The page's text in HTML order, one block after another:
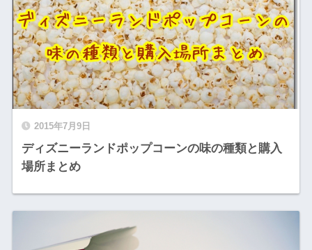
2015年7月9日
ディズニーランドポップコーンの味の種類と購入
場所まとめ